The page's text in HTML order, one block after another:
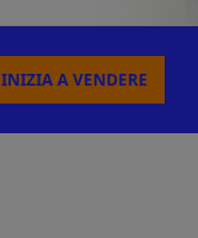
INIZIA A VENDERE